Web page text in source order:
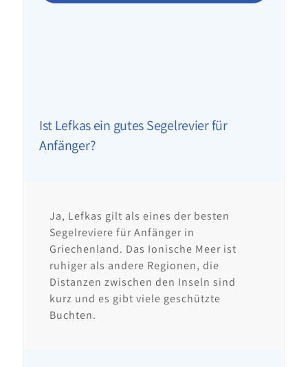
Ist Lefkas ein gutes Segelrevier für
Anfänger?
Ja, Lefkas gilt als eines der besten
Segelreviere für Anfänger in
Griechenland. Das Ionische Meer ist
ruhiger als andere Regionen, die
Distanzen zwischen den Inseln sind
kurz und es gibt viele geschützte
Buchten.